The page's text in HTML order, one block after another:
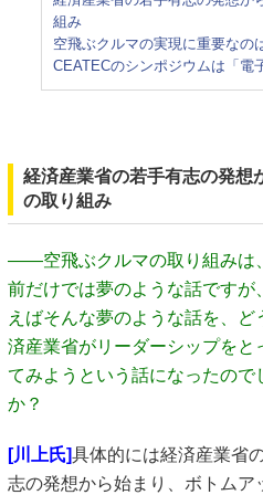
組み
空飛ぶクルマの実現に重要なの
CEATECのシンポジウムは「電
経済産業省の若手有志の発想
の取り組み
――空飛ぶクルマの取り組みは
前だけでは夢のような話ですが
えばそんな夢のような話を、ど
済産業省がリーダーシップをと
てみようという話になったので
か？
[川上氏]具体的には経済産業省
志の発想から始まり、ボトムア